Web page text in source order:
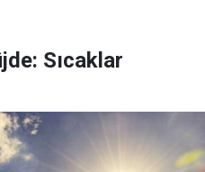
Sıcaklar